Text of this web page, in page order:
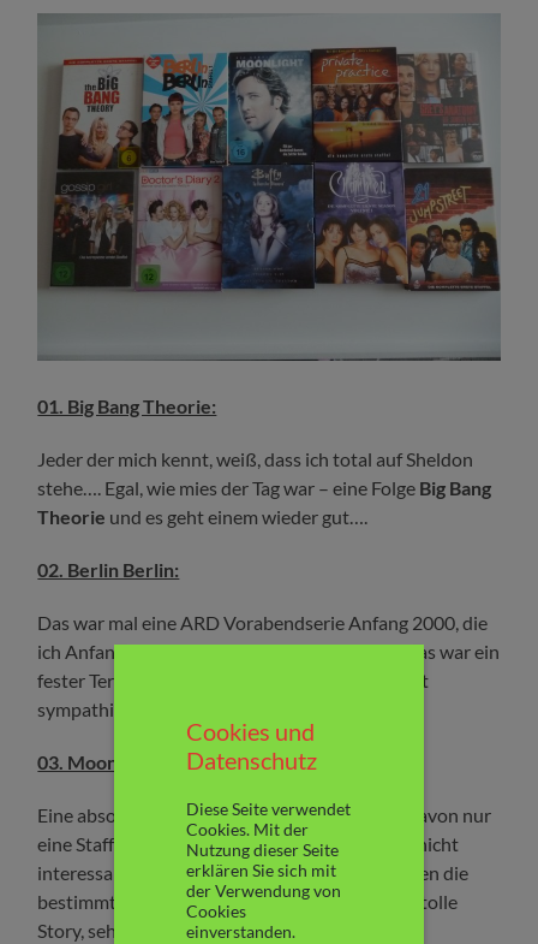
01. Big Bang Theorie:
Jeder der mich kennt, weiß, dass ich total auf Sheldon
stehe…. Egal, wie mies der Tag war – eine Folge Big Bang
Theorie und es geht einem wieder gut….
02. Berlin Berlin:
Das war mal eine ARD Vorabendserie Anfang 2000, die
ich Anfang 20 regelrecht verschlungen habe. Das war ein
fester Termin in der Woche. Sehr, sehr lustig, mit
sympathischen Schauspielern.
03. Moonlight:
Eine absolut tolle Vampirserie – leider gab es davon nur
eine Staffel – angeblich, weil die Zuschauer sie nicht
interessant genug fanden ?????? Also, mich hatten die
bestimmt nicht gefragt!!!! Ich fand sie super … tolle
Story, sehr attraktiver Schauspieler – und die
Cookies und
Datenschutz
Diese Seite verwendet
Cookies. Mit der
Nutzung dieser Seite
erklären Sie sich mit
der Verwendung von
Cookies
einverstanden.